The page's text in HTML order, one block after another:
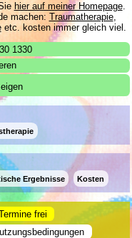
hier auf meiner Homepage.
machen: Traumatherapie,
etc. kosten immer gleich viel.
1330
Ergebnisse Kosten
frei